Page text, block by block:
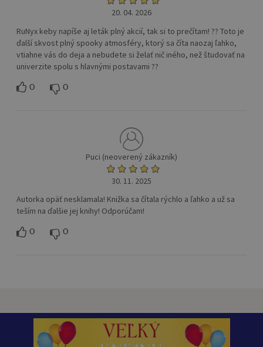
20. 04. 2026
RuNyx keby napíše aj leták plný akcií, tak si to prečítam! ?? Toto je
ďalší skvost plný spooky atmosféry, ktorý sa číta naozaj ľahko,
vtiahne vás do deja a nebudete si želať nič iného, než študovať na
univerzite spolu s hlavnými postavami ??
0 0
Puci (neoverený zákazník)
30. 11. 2025
Autorka opäť nesklamala! Knižka sa čítala rýchlo a ľahko a už sa
teším na ďalšie jej knihy! Odporúčam!
0 0